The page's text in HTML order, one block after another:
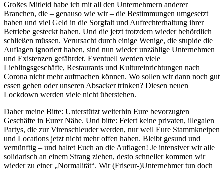
Großes Mitleid habe ich mit all den Unternehmern anderer
Branchen, die – genauso wie wir – die Bestimmungen umgesetzt
haben und viel Geld in die Sorgfalt und Aufrechterhaltung ihrer
Betriebe gesteckt haben. Und die jetzt trotzdem wieder behördlich
schließen müssen. Verursacht durch einige Wenige, die stupide die
Auflagen ignoriert haben, sind nun wieder unzählige Unternehmen
und Existenzen gefährdet. Eventuell werden viele
Lieblingsgeschäfte, Restaurants und Kultureinrichtungen nach
Corona nicht mehr aufmachen können. Wo sollen wir dann noch gut
essen gehen oder unseren Absacker trinken? Diesen neuen
Lockdown werden viele nicht überstehen.
Daher meine Bitte: Unterstützt weiterhin Eure bevorzugten
Geschäfte in Eurer Nähe. Und bitte: Feiert keine privaten, illegalen
Partys, die zur Virenschleuder werden, nur weil Eure Stammkneipen
und Locations jetzt nicht mehr offen haben. Bleibt gesund und
vernünftig – und haltet Euch an die Auflagen! Je intensiver wir alle
solidarisch an einem Strang ziehen, desto schneller kommen wir
wieder zu einer „Normalität“. Wir (Friseur-)Unternehmer tun doch